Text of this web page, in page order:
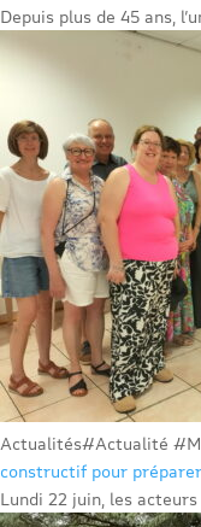
Depuis plus de 45 ans,
Actualités#Actualité
constructif pour
Lundi 22 juin, les